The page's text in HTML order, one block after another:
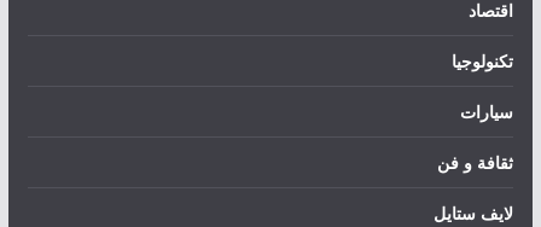
اقتصاد
تكنولوجيا
سيارات
ثقافة و فن
لايف ستايل